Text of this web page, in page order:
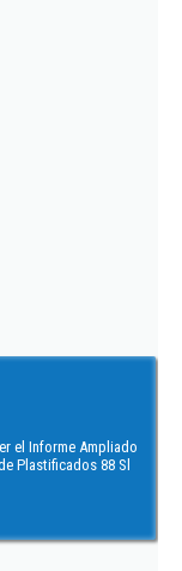
el Informe Ampliado
Plastificados 88 Sl